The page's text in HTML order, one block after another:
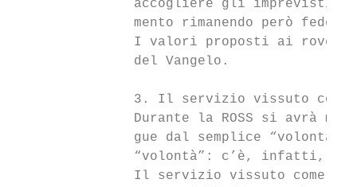
accogliere gli imprevisti
mento rimanendo però fedeli
I valori proposti ai rover
               del Vangelo.
3. Il servizio vissuto
Durante la ROSS si avrà
gue dal semplice
“volontà”: c’è, infatti,
Il servizio vissuto come